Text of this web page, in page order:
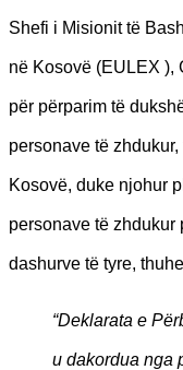
Shefi i Misionit të
në Kosovë (EULEX ),
për përparim të
personave të
Kosovë, duke njohur
personave të zhdukur
dashurve të tyre,
“Deklarata e
u dakordua nga